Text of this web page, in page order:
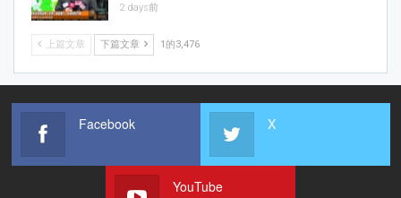
2 days前
上篇文章 下篇文章 1的3,476
Facebook X
YouTube